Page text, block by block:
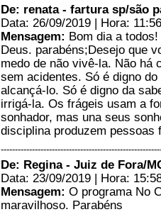
De: renata - fartura sp/são
Data: 26/09/2019 | Hora: 11:56
Mensagem: Bom dia a
Deus. parabéns;Desejo que
medo de não vivê-la. Não há
sem acidentes. Só é digno
alcançá-lo. Só é digno da
irrigá-la. Os frágeis usam a
sonhador, mas una seus
disciplina produzem pessoas
De: Regina - Juiz de Fora/
Data: 23/09/2019 | Hora:
Mensagem: O programa No
maravilhoso. Parabéns